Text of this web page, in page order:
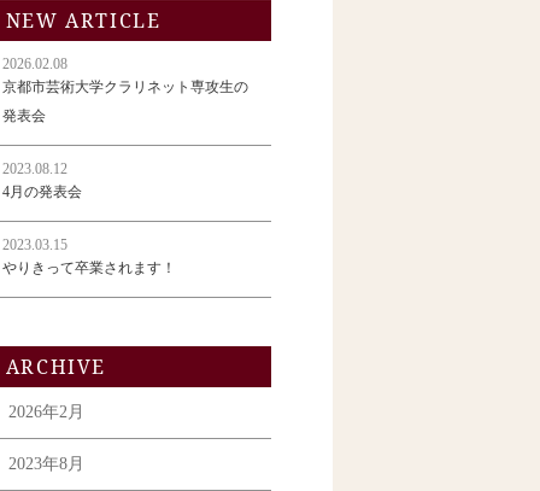
NEW ARTICLE
2026.02.08
京都市芸術大学クラリネット専攻生の
発表会
2023.08.12
4月の発表会
2023.03.15
やりきって卒業されます！
ARCHIVE
2026年2月
2023年8月